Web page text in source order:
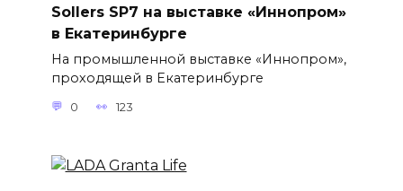
Sollers SP7 на выставке «Иннопром»
в Екатеринбурге
На промышленной выставке «Иннопром»,
проходящей в Екатеринбурге
0 123